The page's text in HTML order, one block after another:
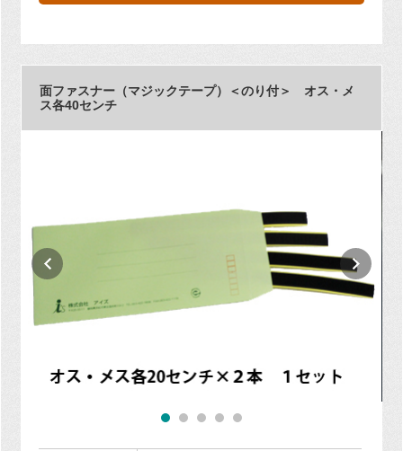
面ファスナー（マジックテープ）＜のり付＞ オス・メ
ス各40センチ